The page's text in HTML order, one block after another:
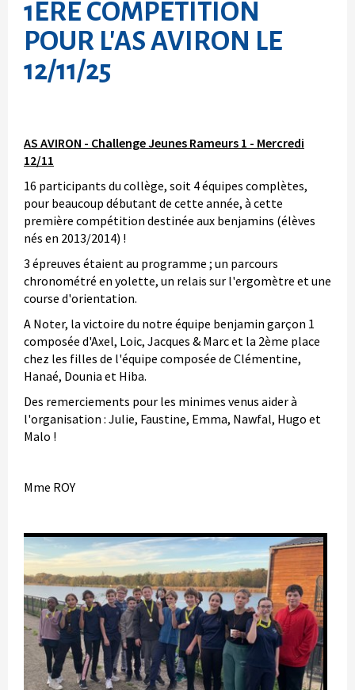
1ÈRE COMPÉTITION
POUR L'AS AVIRON LE
12/11/25
AS AVIRON - Challenge Jeunes Rameurs 1 - Mercredi
12/11
16 participants du collège, soit 4 équipes complètes,
pour beaucoup débutant de cette année, à cette
première compétition destinée aux benjamins (élèves
nés en 2013/2014) !
3 épreuves étaient au programme ; un parcours
chronométré en yolette, un relais sur l'ergomètre et une
course d'orientation.
A Noter, la victoire du notre équipe benjamin garçon 1
composée d'Axel, Loic, Jacques & Marc et la 2ème place
chez les filles de l'équipe composée de Clémentine,
Hanaé, Dounia et Hiba.
Des remerciements pour les minimes venus aider à
l'organisation : Julie, Faustine, Emma, Nawfal, Hugo et
Malo !
Mme ROY